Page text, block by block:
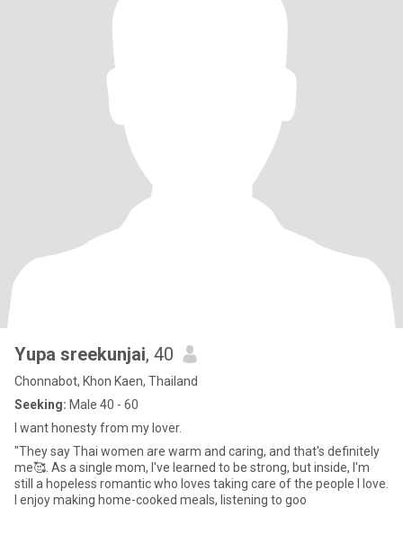
Yupa sreekunjai, 40
Chonnabot, Khon Kaen, Thailand
Seeking: Male 40 - 60
I want honesty from my lover.
"They say Thai women are warm and caring, and that's definitely
me🥰. As a single mom, l've learned to be strong, but inside, l'm
still a hopeless romantic who loves taking care of the people I love.
I enjoy making home-cooked meals, listening to goo